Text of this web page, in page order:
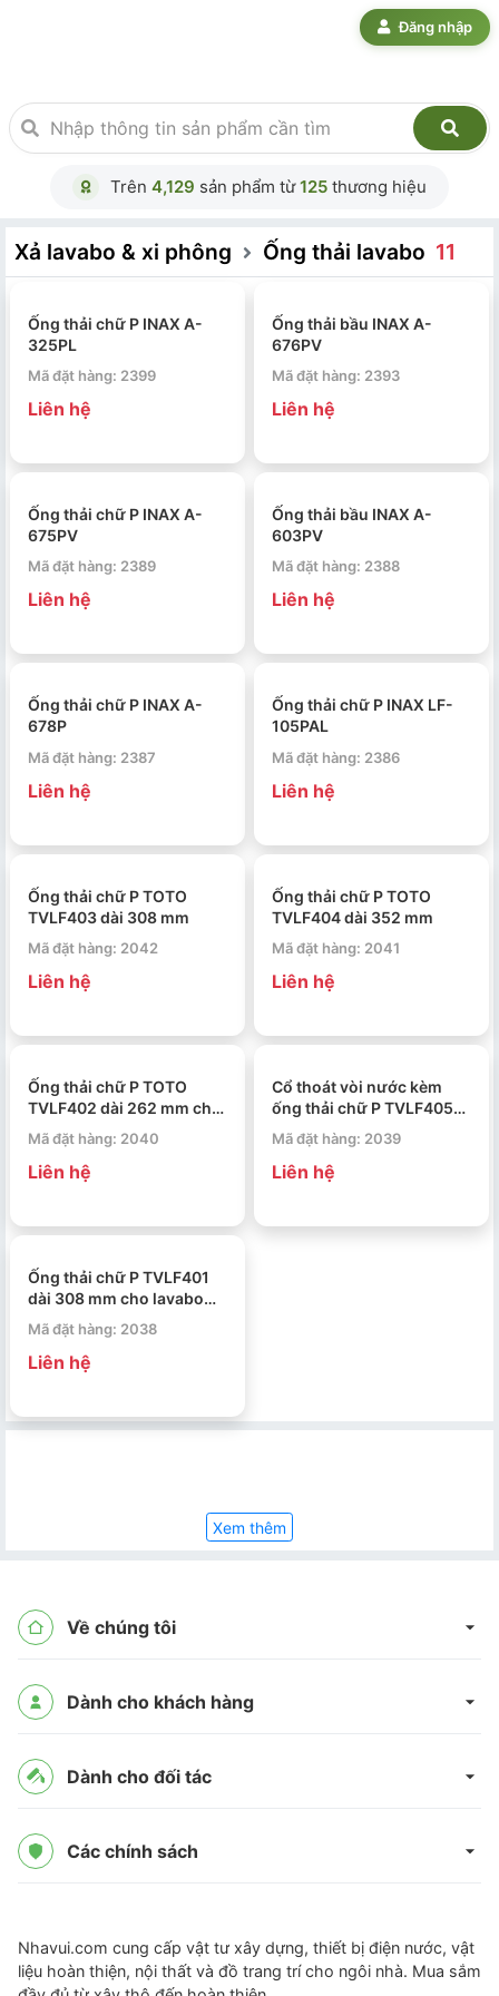
Đăng nhập
Trên 4,129 sản phẩm từ125 thương hiệu
Xả lavabo & xi phông Ống thải lavabo 11
Ống thải chữ P INAX A-
325PL
Mã đặt hàng: 2399
Liên hệ
Ống thải bầu INAX A-
676PV
Mã đặt hàng: 2393
Liên hệ
Ống thải chữ P INAX A-
675PV
Mã đặt hàng: 2389
Liên hệ
Ống thải bầu INAX A-
603PV
Mã đặt hàng: 2388
Liên hệ
Ống thải chữ P INAX A-
678P
Mã đặt hàng: 2387
Liên hệ
Ống thải chữ P INAX LF-
105PAL
Mã đặt hàng: 2386
Liên hệ
Ống thải chữ P TOTO
TVLF403 dài 308 mm
Mã đặt hàng: 2042
Liên hệ
Ống thải chữ P TOTO
TVLF404 dài 352 mm
Mã đặt hàng: 2041
Liên hệ
Ống thải chữ P TOTO
TVLF402 dài 262 mm cho
lavabo
Mã đặt hàng: 2040
Liên hệ
Cổ thoát vòi nước kèm
ống thải chữ P TVLF405
dài 308 mm TOTO
Mã đặt hàng: 2039
Liên hệ
Ống thải chữ P TVLF401
dài 308 mm cho lavabo
TOTO
Mã đặt hàng: 2038
Liên hệ
Xem thêm
Về chúng tôi
Dành cho khách hàng
Dành cho đối tác
Các chính sách
Nhavui.com cung cấp vật tư xây dựng, thiết bị điện nước, vật
liệu hoàn thiện, nội thất và đồ trang trí cho ngôi nhà. Mua sắm